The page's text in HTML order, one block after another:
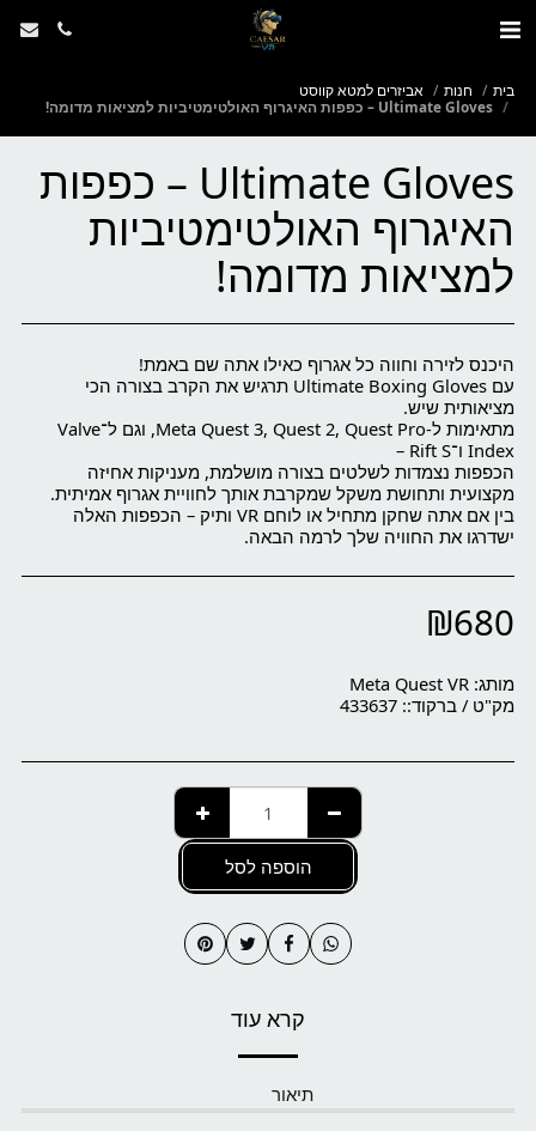
בית חנות
אביזרים למטא קווסט
Ultimate Gloves – כפפות האיגרוף האולטימטיביות למציאות מדומה!
Ultimate Gloves – כפפות
האיגרוף האולטימטיביות
למציאות מדומה!
עם Ultimate Boxing Gloves תרגיש את הקרב בצורה הכי
מתאימות ל-Meta Quest 3, Quest 2, Quest Pro, וגם ל־Valve
הכפפות נצמדות לשלטים בצורה מושלמת, מעניקות אחיזה
בין אם אתה שחקן מתחיל או לוחם VR ותיק – הכפפות האלה
ישדרגו את החוויה שלך לרמה הבאה.
₪680
מותג: Meta Quest VR
מק"ט / ברקוד:: 433637
הוספה לסל
קרא עוד
תיאור